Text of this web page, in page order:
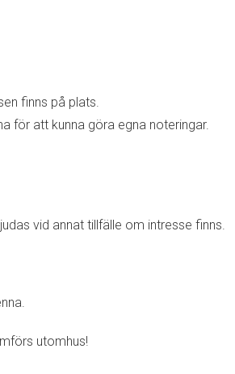
finns på plats.
för att kunna göra egna noteringar.
vid annat tillfälle om intresse finns.
utomhus!